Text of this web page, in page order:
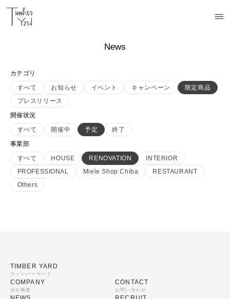
News
カテゴリ
すべて
お知らせ イベント キャンペーン
限定商品
プレスリリース
開催状況
すべて
開催中 予定
終了
事業部
すべて
HOUSE RENOVATION
INTERIOR
PROFESSIONAL
Miele Shop Chiba
RESTAURANT
Others
TIMBER YARD
ティンバーヤード
COMPANY
会社概要
CONTACT
お問い合わせ